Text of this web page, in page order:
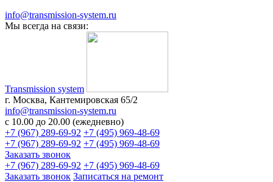
info@transmission-system.ru
Мы всегда на связи:
Transmission system
г. Москва, Кантемировская 65/2
info@transmission-system.ru
с 10.00 до 20.00 (ежедневно)
+7 (967) 289-69-92 +7 (495) 969-48-69
+7 (967) 289-69-92 +7 (495) 969-48-69
Заказать звонок
+7 (967) 289-69-92 +7 (495) 969-48-69
Заказать звонок Записаться на ремонт